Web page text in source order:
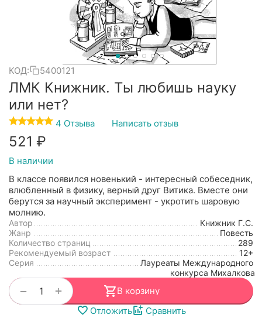
КОД: 5400121
ЛМК Книжник. Ты любишь науку
или нет?
4 Отзыва Написать отзыв
‍521‍ ₽
В наличии
В классе появился новенький - интересный собеседник,
влюбленный в физику, верный друг Витика. Вместе они
берутся за научный эксперимент - укротить шаровую
молнию.
Автор
Книжник Г.С.
Жанр
Повесть
Количество страниц
289
Рекомендуемый возраст
12+
Серия
Лауреаты Международного
конкурса Михалкова
+
−
В корзину
Отложить
Сравнить